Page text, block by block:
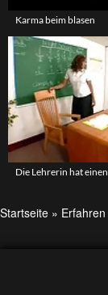
Karma beim blasen
Die Lehrerin hat
Startseite »